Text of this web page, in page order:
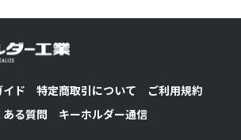
イド 特定商取引について
ご利用規約
ある質問 キーホルダー通信